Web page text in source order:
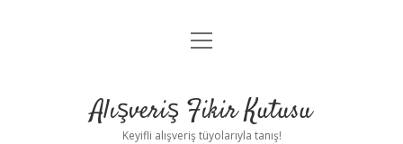
Anasayfa
Yasal Uyarı
menüyü
Alışveriş Fikir Kutusu
Keyifli alışveriş tüyolarıyla tanış!